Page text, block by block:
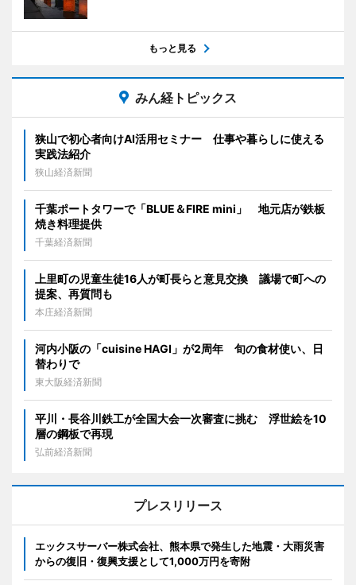
もっと見る
みん経トピックス
狭山で初心者向けAI活用セミナー 仕事や暮らしに使える
実践法紹介
狭山経済新聞
千葉ポートタワーで「BLUE＆FIRE mini」 地元店が鉄板
焼き料理提供
千葉経済新聞
上里町の児童生徒16人が町長らと意見交換 議場で町への
提案、再質問も
本庄経済新聞
河内小阪の「cuisine HAGI」が2周年 旬の食材使い、日
替わりで
東大阪経済新聞
平川・長谷川鉄工が全国大会一次審査に挑む 浮世絵を10
層の鋼板で再現
弘前経済新聞
プレスリリース
エックスサーバー株式会社、熊本県で発生した地震・大雨災害
からの復旧・復興支援として1,000万円を寄附